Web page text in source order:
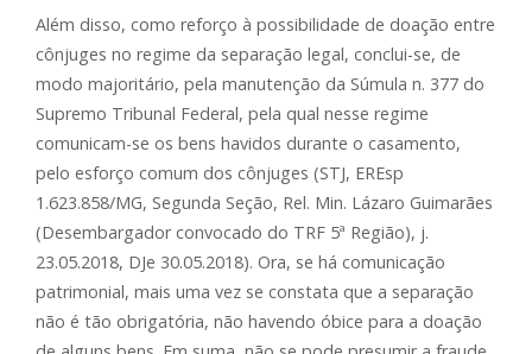
Além disso, como reforço à possibilidade de doação entre
cônjuges no regime da separação legal, conclui-se, de
modo majoritário, pela manutenção da Súmula n. 377 do
Supremo Tribunal Federal, pela qual nesse regime
comunicam-se os bens havidos durante o casamento,
pelo esforço comum dos cônjuges (STJ, EREsp
1.623.858/MG, Segunda Seção, Rel. Min. Lázaro Guimarães
(Desembargador convocado do TRF 5ª Região), j.
23.05.2018, DJe 30.05.2018). Ora, se há comunicação
patrimonial, mais uma vez se constata que a separação
não é tão obrigatória, não havendo óbice para a doação